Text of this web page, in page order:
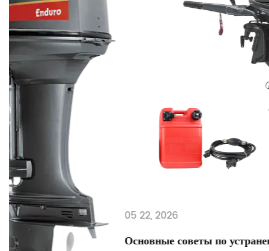
05 22, 2026
Основные советы по устранению неполадок